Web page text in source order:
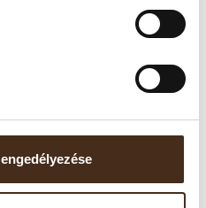
és étcsokoládés jegyekkel
Németország (különböző